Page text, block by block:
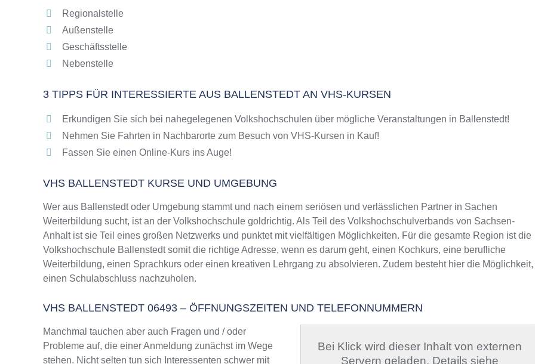
Regionalstelle
Außenstelle
Geschäftsstelle
Nebenstelle
3 TIPPS FÜR INTERESSIERTE AUS BALLENSTEDT AN VHS-KURSEN
Erkundigen Sie sich bei nahegelegenen Volkshochschulen über mögliche Veranstaltungen in Ballenstedt!
Nehmen Sie Fahrten in Nachbarorte zum Besuch von VHS-Kursen in Kauf!
Fassen Sie einen Online-Kurs ins Auge!
VHS BALLENSTEDT KURSE UND UMGEBUNG
Wer aus Ballenstedt oder Umgebung stammt und nach einem seriösen und verlässlichen Partner in Sachen
Weiterbildung sucht, ist an der Volkshochschule goldrichtig. Als Teil des Volkshochschulverbands von Sachsen-
Anhalt ist sie Teil eines großen Netzwerks und punktet mit vielfältigen Möglichkeiten. Für die gesamte Region ist die
Volkshochschule Ballenstedt somit die richtige Adresse, wenn es darum geht, einen Kochkurs, eine berufliche
Weiterbildung, einen Sprachkurs oder einen kreativen Lehrgang zu absolvieren. Zudem besteht hier die Möglichkeit,
einen Schulabschluss nachzuholen.
VHS BALLENSTEDT 06493 – ÖFFNUNGSZEITEN UND TELEFONNUMMERN
Manchmal tauchen aber auch Fragen und / oder
Probleme auf, die einer Anmeldung zunächst im Wege
stehen. Nicht selten tun sich Interessenten schwer mit
Bei Klick wird dieser Inhalt von externen
Servern geladen. Details siehe